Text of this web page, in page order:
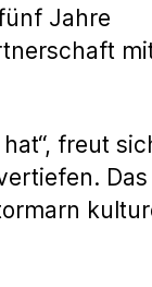
Jahre
freut
Das